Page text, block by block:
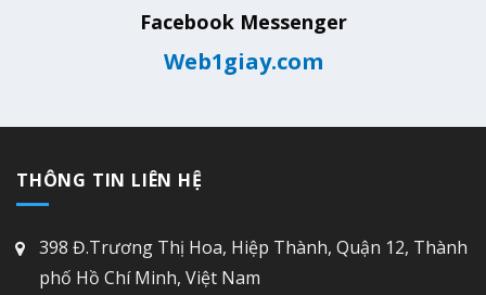
Facebook Messenger
Web1giay.com
THÔNG TIN LIÊN HỆ
398 Đ.Trương Thị Hoa, Hiệp Thành, Quận 12, Thành
phố Hồ Chí Minh, Việt Nam